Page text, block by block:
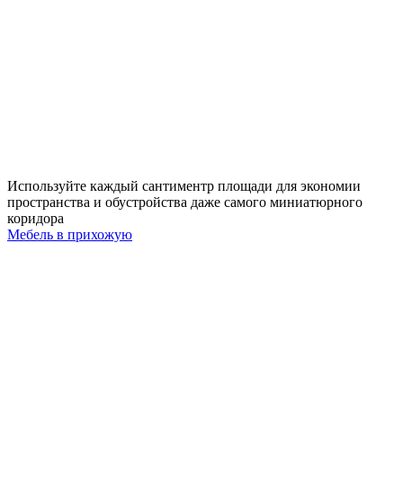
Используйте каждый сантиментр площади для экономии
пространства и обустройства даже самого миниатюрного
коридора
Мебель в прихожую